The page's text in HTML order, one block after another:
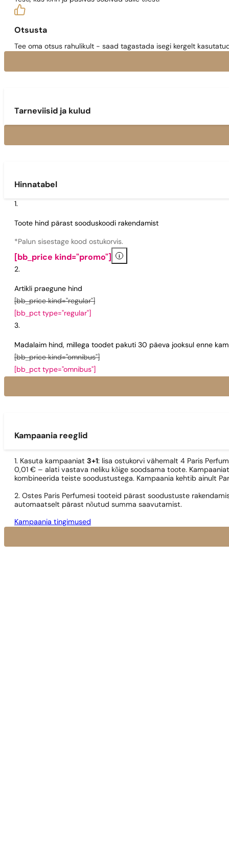
Otsusta
Tee oma otsus rahulikult - saad tagastada isegi kergelt
Tarneviisid ja kulud
Hinnatabel
Toote hind pärast sooduskoodi rakendamist
*Palun sisestage kood ostukorvis.
[bb_price kind="promo"] i
Artikli praegune hind
[bb_price kind="regular"]
[bb_pct type="regular"]
Madalaim hind, millega toodet pakuti 30 päeva jooksul enne
[bb_price kind="omnibus"]
[bb_pct type="omnibus"]
Kampaania reeglid
1. Kasuta kampaaniat 3+1: lisa ostukorvi vähemalt 4 Paris
0,01 € – alati vastava neliku kõige soodsama toote.
kombineerida teiste soodustustega. Kampaania kehtib ainult
2. Ostes Paris Perfumesi tooteid pärast soodustuste
automaatselt pärast nõutud summa saavutamist.
Kampaania tingimused